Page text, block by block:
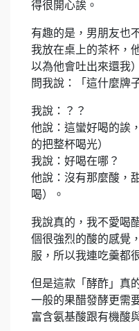
得很開心誒。
有趣的是，男朋友也
我放在桌上的茶杯，
以為他會吐出來還我
問我說：「這什麼牌
我說：？？
他說：這蠻好喝的誒
的把整杯喝光）
我說：好喝在哪？
他說：沒有那麼酸，
喝）。
我說真的，我不愛喝
個很強烈的酸的感覺
服，所以我連吃羹都
但是這款「酵酢」真
一般的果醋發酵更需
富含氨基酸跟有機酸